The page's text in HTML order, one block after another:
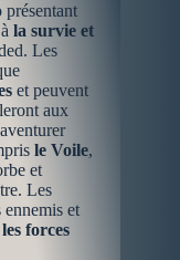
la survie et
Les
et peuvent
aux
le Voile,
et
Les
et
forces